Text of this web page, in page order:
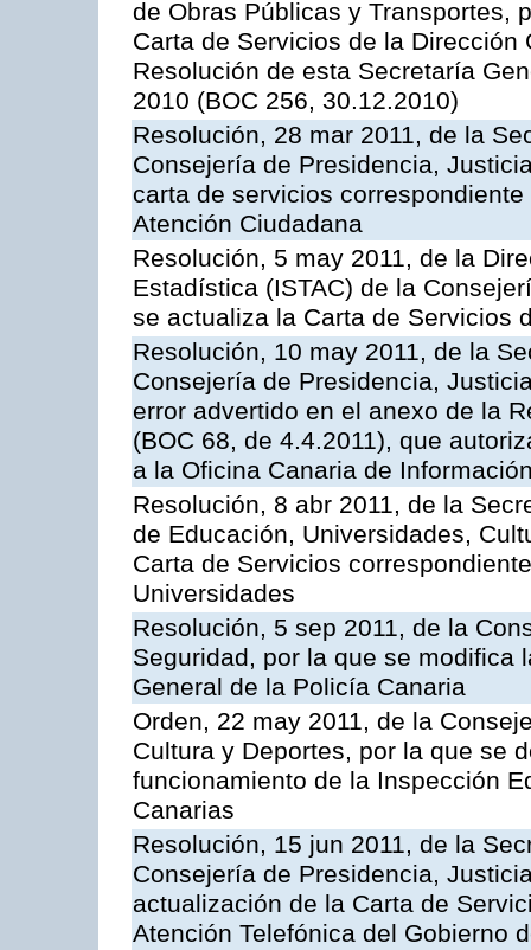
de Obras Públicas y Transportes,
Carta de Servicios de la
Resolución de esta Secretaría
2010 (BOC 256, 30.12.2010)
Resolución, 28 mar 2011, de la
Consejería de Presidencia,
carta de servicios
Atención Ciudadana
Resolución, 5 may 2011, de la
Estadística (ISTAC) de la
se actualiza la Carta de Servicios
Resolución, 10 may 2011, de la
Consejería de Presidencia,
error advertido en el anexo de la
(BOC 68, de 4.4.2011), que
a la Oficina Canaria de
Resolución, 8 abr 2011, de la
de Educación, Universidades,
Carta de Servicios
Universidades
Resolución, 5 sep 2011, de la
Seguridad, por la que se modifica
General de la Policía Canaria
Orden, 22 may 2011, de la
Cultura y Deportes, por la que se
funcionamiento de la Inspección
Canarias
Resolución, 15 jun 2011, de la
Consejería de Presidencia,
actualización de la Carta de
Atención Telefónica del Gobierno